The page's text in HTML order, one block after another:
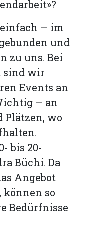
– im
und
zu uns. Bei
sind wir
Events an
– an
Plätzen, wo
bis 20-
Büchi. Da
Angebot
können so
Bedürfnisse